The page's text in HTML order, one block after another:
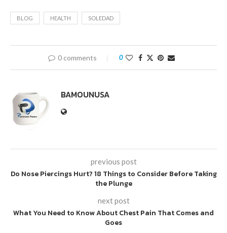
BLOG HEALTH SOLEDAD
0 comments 0
BAMOUNUSA
previous post
Do Nose Piercings Hurt? 18 Things to Consider Before Taking
the Plunge
next post
What You Need to Know About Chest Pain That Comes and
Goes